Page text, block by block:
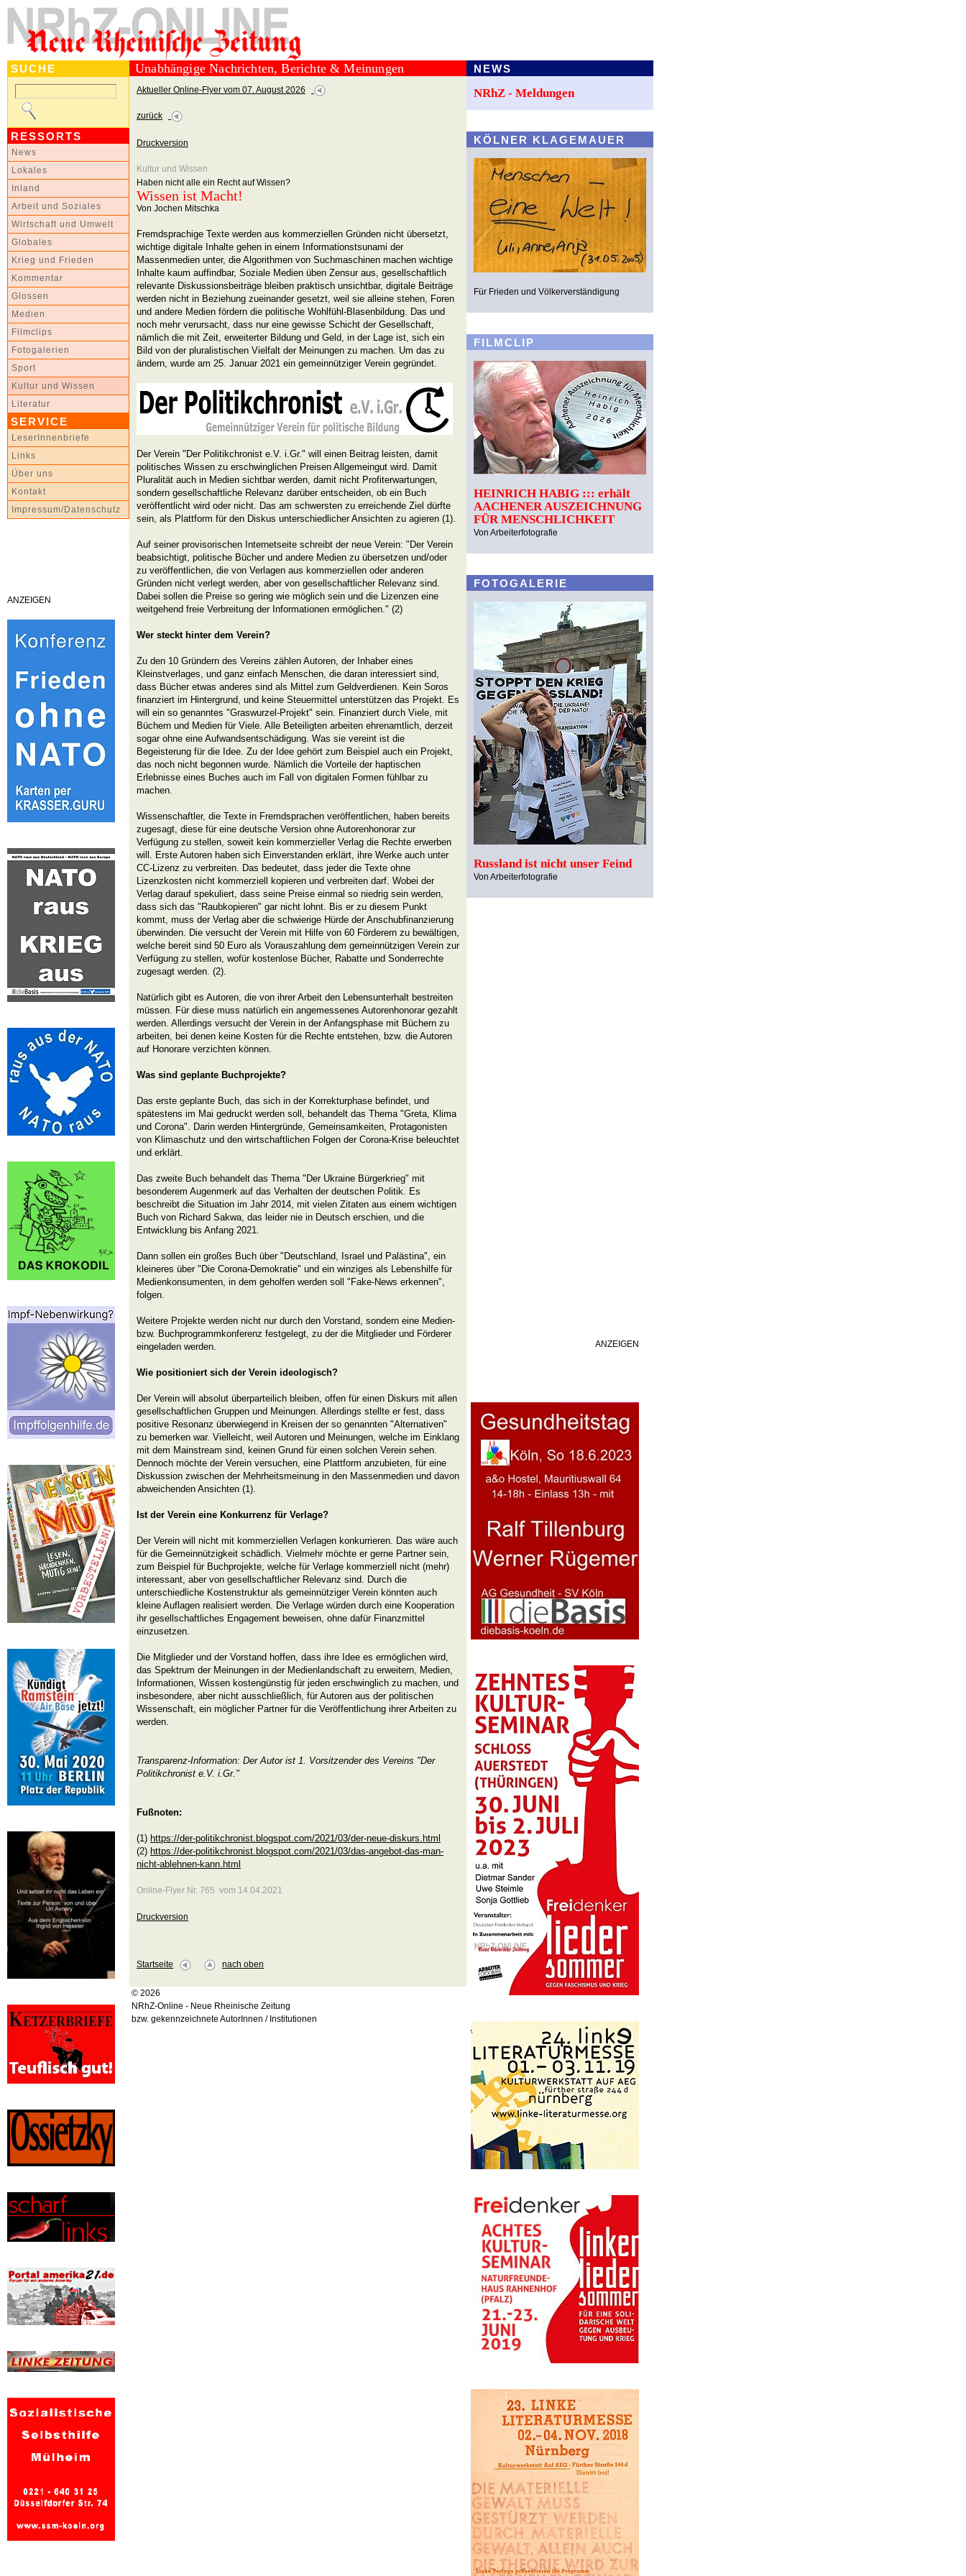
SUCHE
RESSORTS
News
Lokales
Inland
Arbeit und Soziales
Wirtschaft und Umwelt
Globales
Krieg und Frieden
Kommentar
Glossen
Medien
Filmclips
Fotogalerien
Sport
Kultur und Wissen
Literatur
SERVICE
LeserInnenbriefe
Links
Über uns
Kontakt
Impressum/Datenschutz
ANZEIGEN
Unabhängige Nachrichten, Berichte & Meinungen
Aktueller Online-Flyer vom 07. August 2026
zurück
Druckversion
Kultur und Wissen
Haben nicht alle ein Recht auf Wissen?
Wissen ist Macht!
Von Jochen Mitschka
Fremdsprachige Texte werden aus kommerziellen Gründen nicht übersetzt,
wichtige digitale Inhalte gehen in einem Informationstsunami der
Massenmedien unter, die Algorithmen von Suchmaschinen machen wichtige
Inhalte kaum auffindbar, Soziale Medien üben Zensur aus, gesellschaftlich
relevante Diskussionsbeiträge bleiben praktisch unsichtbar, digitale Beiträge
werden nicht in Beziehung zueinander gesetzt, weil sie alleine stehen, Foren
und andere Medien fördern die politische Wohlfühl-Blasenbildung. Das und
noch mehr verursacht, dass nur eine gewisse Schicht der Gesellschaft,
nämlich die mit Zeit, erweiterter Bildung und Geld, in der Lage ist, sich ein
Bild von der pluralistischen Vielfalt der Meinungen zu machen. Um das zu
ändern, wurde am 25. Januar 2021 ein gemeinnütziger Verein gegründet.
Der Verein "Der Politikchronist e.V. i.Gr." will einen Beitrag leisten, damit
politisches Wissen zu erschwinglichen Preisen Allgemeingut wird. Damit
Pluralität auch in Medien sichtbar werden, damit nicht Profiterwartungen,
sondern gesellschaftliche Relevanz darüber entscheiden, ob ein Buch
veröffentlicht wird oder nicht. Das am schwersten zu erreichende Ziel dürfte
sein, als Plattform für den Diskus unterschiedlicher Ansichten zu agieren (1).
Auf seiner provisorischen Internetseite schreibt der neue Verein: "Der Verein
beabsichtigt, politische Bücher und andere Medien zu übersetzen und/oder
zu veröffentlichen, die von Verlagen aus kommerziellen oder anderen
Gründen nicht verlegt werden, aber von gesellschaftlicher Relevanz sind.
Dabei sollen die Preise so gering wie möglich sein und die Lizenzen eine
weitgehend freie Verbreitung der Informationen ermöglichen." (2)
Wer steckt hinter dem Verein?
Zu den 10 Gründern des Vereins zählen Autoren, der Inhaber eines
Kleinstverlages, und ganz einfach Menschen, die daran interessiert sind,
dass Bücher etwas anderes sind als Mittel zum Geldverdienen. Kein Soros
finanziert im Hintergrund, und keine Steuermittel unterstützen das Projekt. Es
will ein so genanntes "Graswurzel-Projekt" sein. Finanziert durch Viele, mit
Büchern und Medien für Viele. Alle Beteiligten arbeiten ehrenamtlich, derzeit
sogar ohne eine Aufwandsentschädigung. Was sie vereint ist die
Begeisterung für die Idee. Zu der Idee gehört zum Beispiel auch ein Projekt,
das noch nicht begonnen wurde. Nämlich die Vorteile der haptischen
Erlebnisse eines Buches auch im Fall von digitalen Formen fühlbar zu
machen.
Wissenschaftler, die Texte in Fremdsprachen veröffentlichen, haben bereits
zugesagt, diese für eine deutsche Version ohne Autorenhonorar zur
Verfügung zu stellen, soweit kein kommerzieller Verlag die Rechte erwerben
will. Erste Autoren haben sich Einverstanden erklärt, ihre Werke auch unter
CC-Lizenz zu verbreiten. Das bedeutet, dass jeder die Texte ohne
Lizenzkosten nicht kommerziell kopieren und verbreiten darf. Wobei der
Verlag darauf spekuliert, dass seine Preise einmal so niedrig sein werden,
dass sich das "Raubkopieren" gar nicht lohnt. Bis er zu diesem Punkt
kommt, muss der Verlag aber die schwierige Hürde der Anschubfinanzierung
überwinden. Die versucht der Verein mit Hilfe von 60 Förderern zu bewältigen,
welche bereit sind 50 Euro als Vorauszahlung dem gemeinnützigen Verein zur
Verfügung zu stellen, wofür kostenlose Bücher, Rabatte und Sonderrechte
zugesagt werden. (2).
Natürlich gibt es Autoren, die von ihrer Arbeit den Lebensunterhalt bestreiten
müssen. Für diese muss natürlich ein angemessenes Autorenhonorar gezahlt
werden. Allerdings versucht der Verein in der Anfangsphase mit Büchern zu
arbeiten, bei denen keine Kosten für die Rechte entstehen, bzw. die Autoren
auf Honorare verzichten können.
Was sind geplante Buchprojekte?
Das erste geplante Buch, das sich in der Korrekturphase befindet, und
spätestens im Mai gedruckt werden soll, behandelt das Thema "Greta, Klima
und Corona". Darin werden Hintergründe, Gemeinsamkeiten, Protagonisten
von Klimaschutz und den wirtschaftlichen Folgen der Corona-Krise beleuchtet
und erklärt.
Das zweite Buch behandelt das Thema "Der Ukraine Bürgerkrieg" mit
besonderem Augenmerk auf das Verhalten der deutschen Politik. Es
beschreibt die Situation im Jahr 2014, mit vielen Zitaten aus einem wichtigen
Buch von Richard Sakwa, das leider nie in Deutsch erschien, und die
Entwicklung bis Anfang 2021.
Dann sollen ein großes Buch über "Deutschland, Israel und Palästina", ein
kleineres über "Die Corona-Demokratie" und ein winziges als Lebenshilfe für
Medienkonsumenten, in dem geholfen werden soll "Fake-News erkennen",
folgen.
Weitere Projekte werden nicht nur durch den Vorstand, sondern eine Medien-
bzw. Buchprogrammkonferenz festgelegt, zu der die Mitglieder und Förderer
eingeladen werden.
Wie positioniert sich der Verein ideologisch?
Der Verein will absolut überparteilich bleiben, offen für einen Diskurs mit allen
gesellschaftlichen Gruppen und Meinungen. Allerdings stellte er fest, dass
positive Resonanz überwiegend in Kreisen der so genannten "Alternativen"
zu bemerken war. Vielleicht, weil Autoren und Meinungen, welche im Einklang
mit dem Mainstream sind, keinen Grund für einen solchen Verein sehen.
Dennoch möchte der Verein versuchen, eine Plattform anzubieten, für eine
Diskussion zwischen der Mehrheitsmeinung in den Massenmedien und davon
abweichenden Ansichten (1).
Ist der Verein eine Konkurrenz für Verlage?
Der Verein will nicht mit kommerziellen Verlagen konkurrieren. Das wäre auch
für die Gemeinnützigkeit schädlich. Vielmehr möchte er gerne Partner sein,
zum Beispiel für Buchprojekte, welche für Verlage kommerziell nicht (mehr)
interessant, aber von gesellschaftlicher Relevanz sind. Durch die
unterschiedliche Kostenstruktur als gemeinnütziger Verein könnten auch
kleine Auflagen realisiert werden. Die Verlage würden durch eine Kooperation
ihr gesellschaftliches Engagement beweisen, ohne dafür Finanzmittel
einzusetzen.
Die Mitglieder und der Vorstand hoffen, dass ihre Idee es ermöglichen wird,
das Spektrum der Meinungen in der Medienlandschaft zu erweitern, Medien,
Informationen, Wissen kostengünstig für jeden erschwinglich zu machen, und
insbesondere, aber nicht ausschließlich, für Autoren aus der politischen
Wissenschaft, ein möglicher Partner für die Veröffentlichung ihrer Arbeiten zu
werden.
Transparenz-Information: Der Autor ist 1. Vorsitzender des Vereins "Der
Politikchronist e.V. i.Gr."
Fußnoten:
(1) https://der-politikchronist.blogspot.com/2021/03/der-neue-diskurs.html
(2) https://der-politikchronist.blogspot.com/2021/03/das-angebot-das-man-
nicht-ablehnen-kann.html
Online-Flyer Nr. 765 vom 14.04.2021
Druckversion
Startseite nach oben
© 2026
NRhZ-Online - Neue Rheinische Zeitung
bzw. gekennzeichnete AutorInnen / Institutionen
NEWS
NRhZ - Meldungen
KÖLNER KLAGEMAUER
Für Frieden und Völkerverständigung
FILMCLIP
HEINRICH HABIG ::: erhält
AACHENER AUSZEICHNUNG
FÜR MENSCHLICHKEIT
Von Arbeiterfotografie
FOTOGALERIE
Russland ist nicht unser Feind
Von Arbeiterfotografie
ANZEIGEN